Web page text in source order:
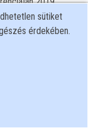
sütiket
érdekében.